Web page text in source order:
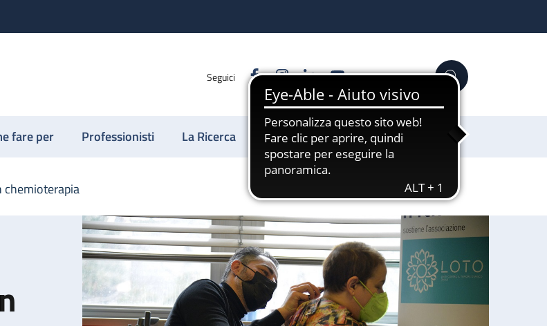
Seguici FacebookInstagram
LinkedinYouTube Cerca
fare per Professionisti La Ricerca Sostienici
chemioterapia